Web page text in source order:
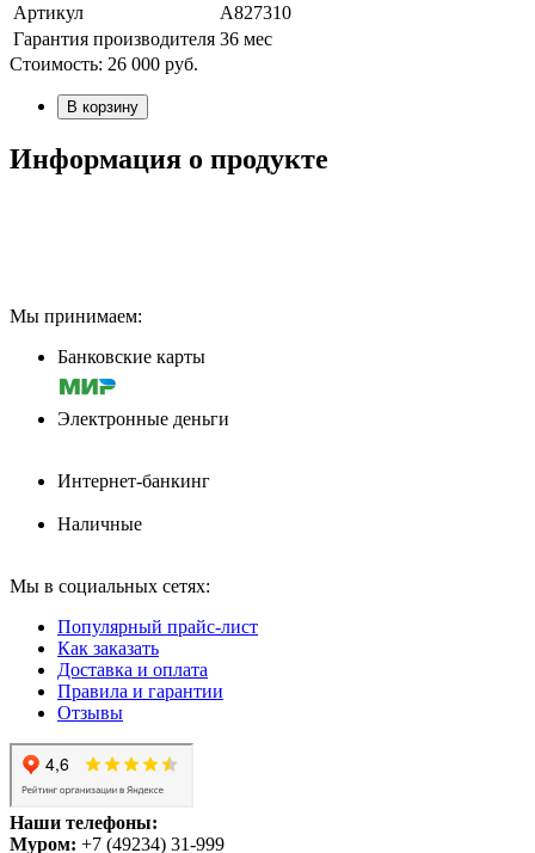
Артикул
А827310
Гарантия производителя 36 мес
Стоимость: 26 000 руб.
В корзину
Информация о продукте
Мы принимаем:
Банковские карты
Электронные деньги
Интернет-банкинг
Наличные
Мы в социальных сетях:
Популярный прайс-лист
Как заказать
Доставка и оплата
Правила и гарантии
Отзывы
Наши телефоны:
Муром: +7 (49234) 31-999